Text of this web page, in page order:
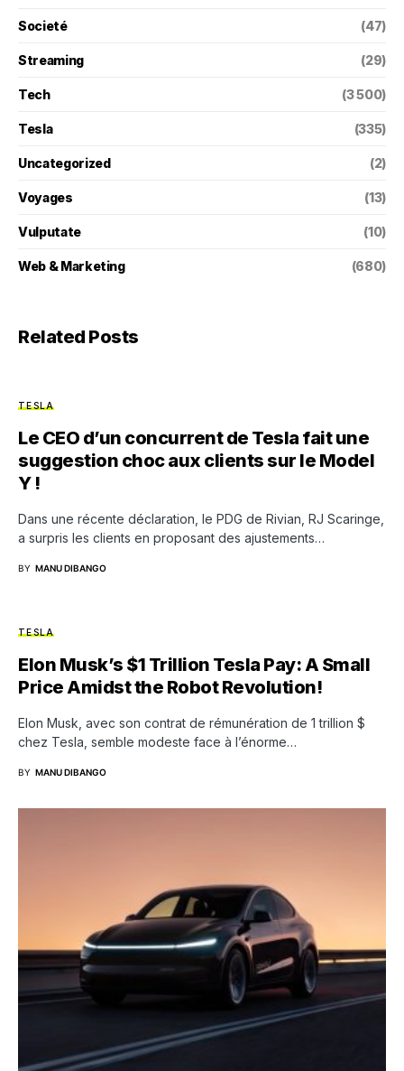
Societé (47)
Streaming (29)
Tech (3 500)
Tesla (335)
Uncategorized (2)
Voyages (13)
Vulputate (10)
Web & Marketing (680)
Related Posts
TESLA
Le CEO d’un concurrent de Tesla fait une
suggestion choc aux clients sur le Model
Y !
Dans une récente déclaration, le PDG de Rivian, RJ Scaringe,
a surpris les clients en proposant des ajustements…
BY MANU DIBANGO
TESLA
Elon Musk’s $1 Trillion Tesla Pay: A Small
Price Amidst the Robot Revolution!
Elon Musk, avec son contrat de rémunération de 1 trillion $
chez Tesla, semble modeste face à l’énorme…
BY MANU DIBANGO